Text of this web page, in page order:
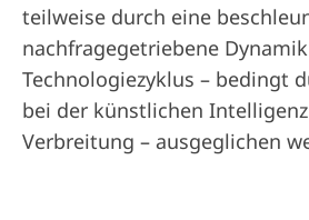
teilweise durch eine
nachfragegetriebene
Technologiezyklus – bedingt
bei der künstlichen
Verbreitung – ausgeglichen